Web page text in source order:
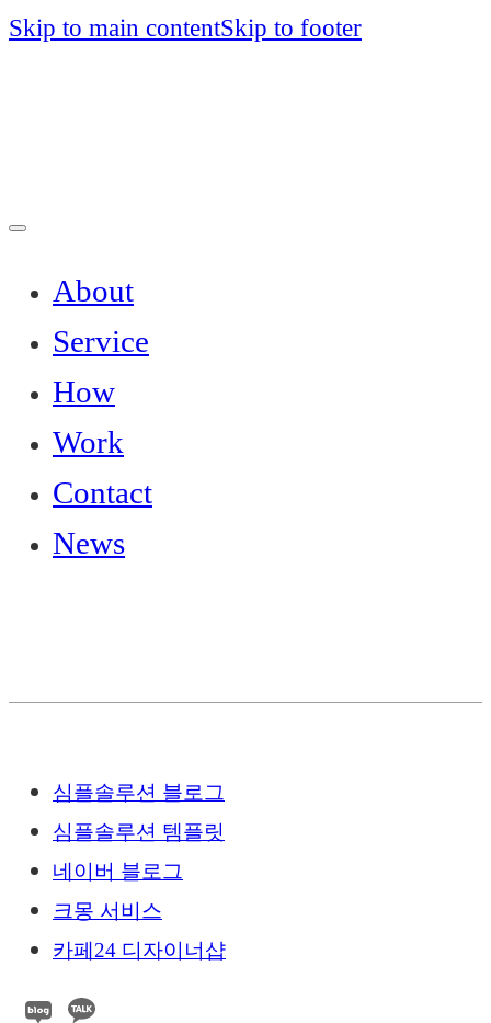
Skip to main contentSkip to footer
About
Service
How
Work
Contact
News
심플솔루션 블로그
심플솔루션 템플릿
네이버 블로그
크몽 서비스
카페24 디자이너샵